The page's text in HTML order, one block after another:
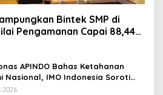
Bintek SMP di
Pengamanan Capai 88,44
APINDO Bahas Ketahanan
Nasional, IMO Indonesia Soroti
Kolaborasi Lintas Sektor
2026